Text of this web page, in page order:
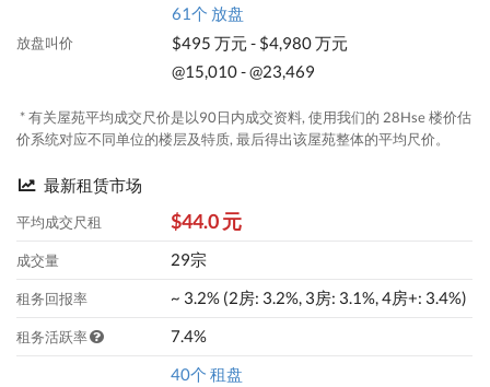
放盘叫价
61个 放盘
$495 万元 - $4,980 万元
@15,010 - @23,469
* 有关屋苑平均成交尺价是以90日内成交资料, 使用我们的 28Hse 楼价估
价系统对应不同单位的楼层及特质, 最后得出该屋苑整体的平均尺价。
最新租赁市场
平均成交尺租 $44.0 元
成交量 29宗
租务回报率 ~ 3.2% (2房: 3.2%, 3房: 3.1%, 4房+: 3.4%)
租务活跃率 7.4%
40个 租盘